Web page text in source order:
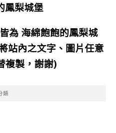
鳳梨城堡
為海綿飽飽的鳳梨城
站內之文字、圖片任意
複製，謝謝)
類